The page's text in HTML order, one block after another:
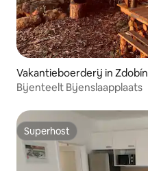
Vakantieboerderij in Zdobín
Bijenteelt Bijenslaapplaats
Superhost
Superhost